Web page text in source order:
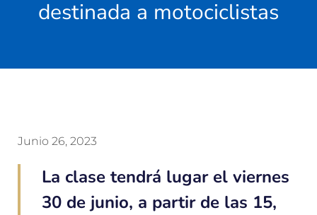
destinada a motociclistas
Junio 26, 2023
La clase tendrá lugar el viernes
30 de junio, a partir de las 15,